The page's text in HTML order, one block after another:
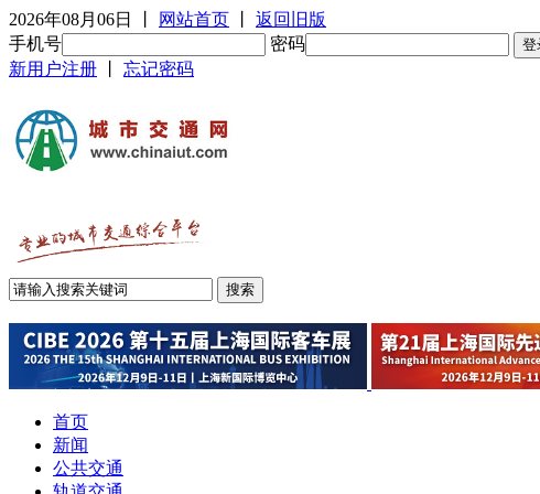
2026年08月06日 网站首页
返回旧版
手机号
密码
新用户注册
忘记密码
首页
新闻
公共交通